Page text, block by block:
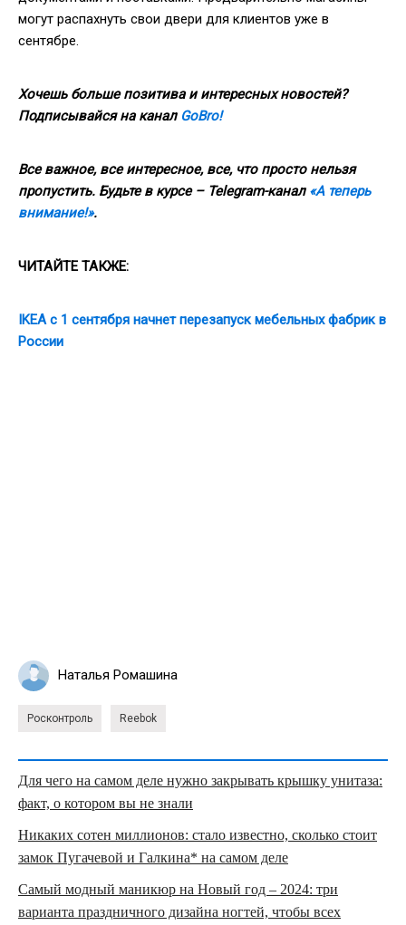
могут распахнуть свои двери для клиентов уже в
сентябре.
Хочешь больше позитива и интересных новостей?
Подписывайся на канал GoBro!
Все важное, все интересное, все, что просто нельзя
пропустить. Будьте в курсе – Telegram-канал «А теперь
внимание!».
ЧИТАЙТЕ ТАКЖЕ:
IKEA с 1 сентября начнет перезапуск мебельных фабрик в
России
Наталья Ромашина
Росконтроль Reebok
Для чего на самом деле нужно закрывать крышку унитаза:
факт, о котором вы не знали
Никаких сотен миллионов: стало известно, сколько стоит
замок Пугачевой и Галкина* на самом деле
Самый модный маникюр на Новый год – 2024: три
варианта праздничного дизайна ногтей, чтобы всех